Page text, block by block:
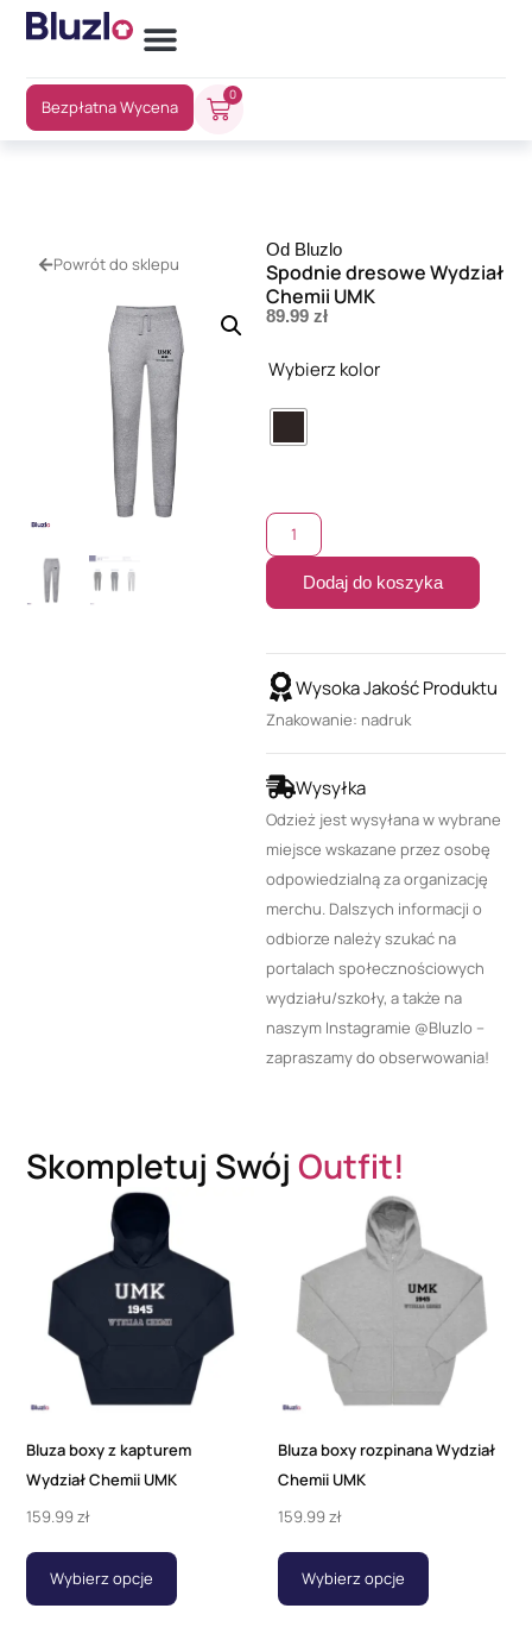
Bezpłatna Wycena
0
Powrót do sklepu
Od Bluzlo
Spodnie dresowe Wydział
Chemii UMK
89.99 zł
Wybierz kolor
Dodaj do koszyka
Wysoka Jakość Produktu
Znakowanie: nadruk
Wysyłka
Odzież jest wysyłana w wybrane
miejsce wskazane przez osobę
odpowiedzialną za organizację
merchu. Dalszych informacji o
odbiorze należy szukać na
portalach społecznościowych
wydziału/szkoły, a także na
naszym Instagramie @Bluzlo –
zapraszamy do obserwowania!
Skompletuj SwójOutfit!
Bluza boxy z kapturem
Wydział Chemii UMK
159.99zł
Wybierz opcje
Bluza boxy rozpinana Wydział
Chemii UMK
159.99 zł
Wybierz opcje